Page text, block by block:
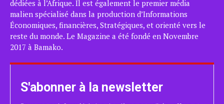
dédiées à l’Afrique. Il est également le premier média
malien spécialisé dans la production d’Informations
Économiques, financières, Stratégiques, et orienté vers le
reste du monde. Le Magazine a été fondé en Novembre
2017 à Bamako.
S'abonner à la newsletter